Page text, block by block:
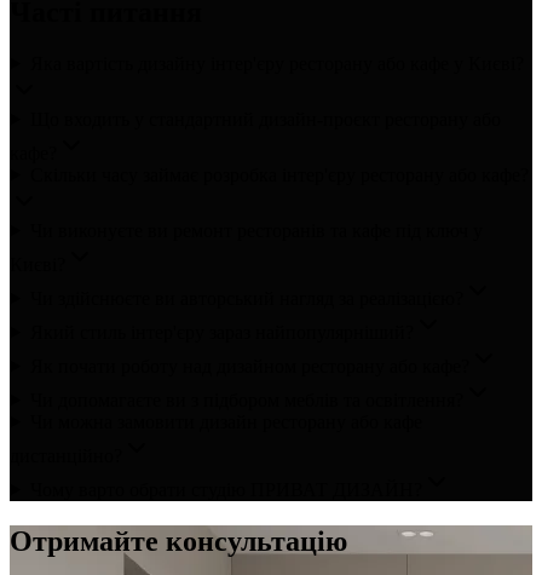
Отримайте консультацію